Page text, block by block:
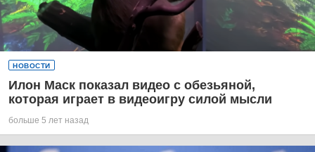
НОВОСТИ
Илон Маск показал видео с обезьяной,
которая играет в видеоигру силой мысли
больше 5 лет назад